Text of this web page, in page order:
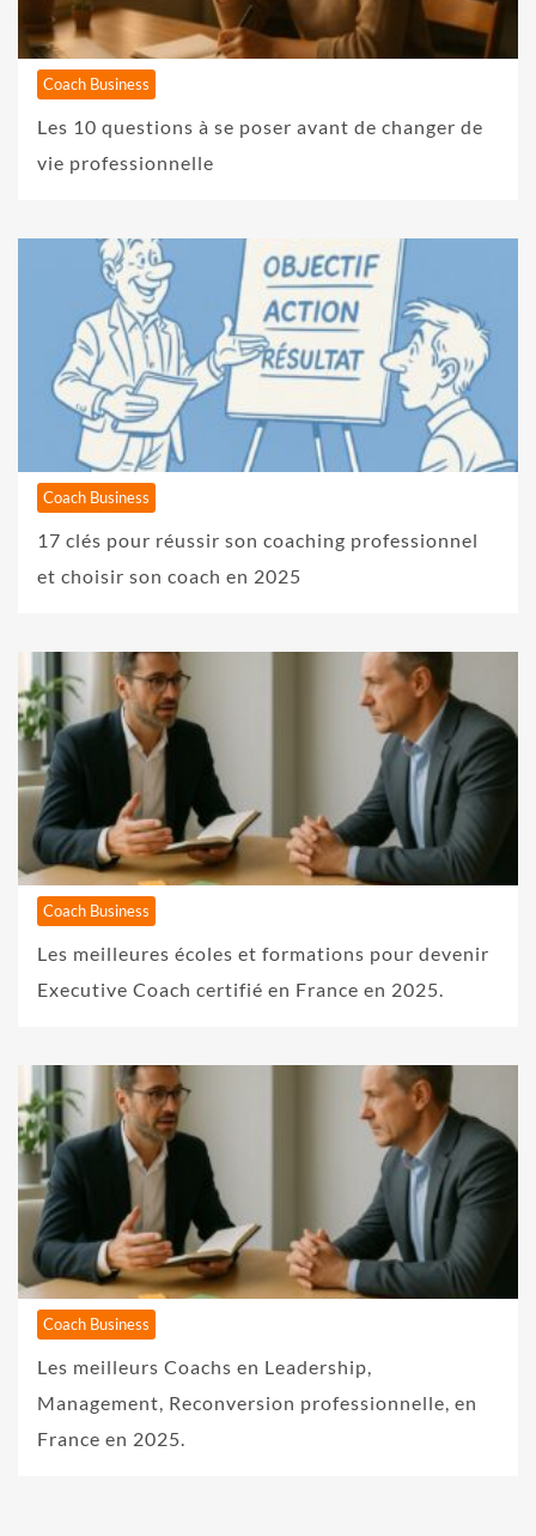
Coach Business
Les 10 questions à se poser avant de changer de
vie professionnelle
Coach Business
17 clés pour réussir son coaching professionnel
et choisir son coach en 2025
Coach Business
Les meilleures écoles et formations pour devenir
Executive Coach certifié en France en 2025.
Coach Business
Les meilleurs Coachs en Leadership,
Management, Reconversion professionnelle, en
France en 2025.